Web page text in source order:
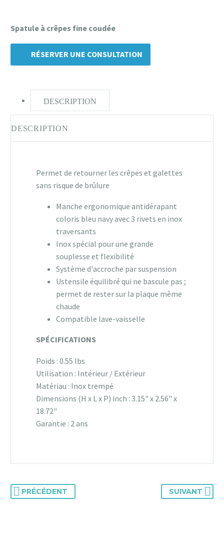
Spatule à crêpes fine coudée
RÉSERVER UNE CONSULTATION
DESCRIPTION
DESCRIPTION
Permet de retourner les crêpes et galettes
sans risque de brûlure
Manche ergonomique antidérapant
coloris bleu navy avec 3 rivets en inox
traversants
Inox spécial pour une grande
souplesse et flexibilité
Système d'accroche par suspension
Ustensile équilibré qui ne bascule pas ;
permet de rester sur la plaque même
chaude
Compatible lave-vaisselle
SPÉCIFICATIONS
Poids : 0.55 lbs
Utilisation : Intérieur / Extérieur
Matériau : Inox trempé
Dimensions (H x L x P) inch : 3.15" x 2.56" x
18.72"
Garantie : 2 ans
PRÉCÉDENT SUIVANT